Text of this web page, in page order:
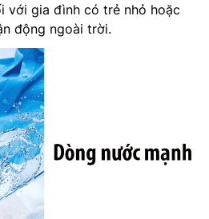
với gia đình có trẻ nhỏ hoặc
động ngoài trời.